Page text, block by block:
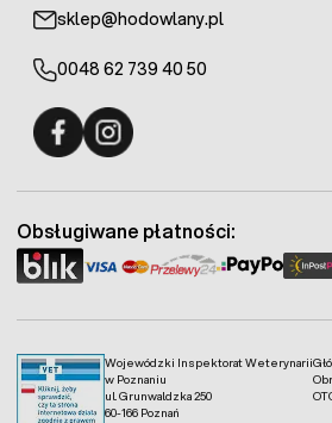
sklep@hodowlany.pl
0048 62 739 40 50
Wojewódzki Inspektorat Weterynarii
w Poznaniu
ul. Grunwaldzka 250
60-166 Poznań
Obsługiwane płatności: